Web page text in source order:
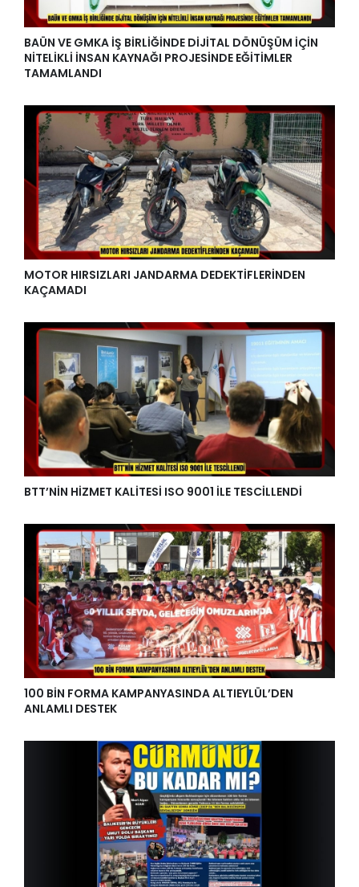
BAÜN VE GMKA İŞ BİRLİĞİNDE DİJİTAL DÖNÜŞÜM İÇİN
NİTELİKLİ İNSAN KAYNAĞI PROJESİNDE EĞİTİMLER
TAMAMLANDI
MOTOR HIRSIZLARI JANDARMA DEDEKTİFLERİNDEN
KAÇAMADI
BTT’NİN HİZMET KALİTESİ ISO 9001 İLE TESCİLLENDİ
100 BİN FORMA KAMPANYASINDA ALTIEYLÜL’DEN
ANLAMLI DESTEK